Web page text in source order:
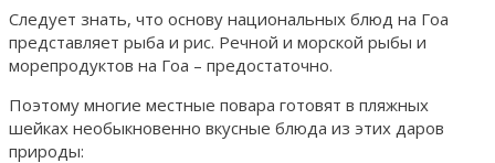
Следует знать, что основу национальных блюд на Гоа
представляет рыба и рис. Речной и морской рыбы и
морепродуктов на Гоа – предостаточно.
Поэтому многие местные повара готовят в пляжных
шейках необыкновенно вкусные блюда из этих даров
природы: